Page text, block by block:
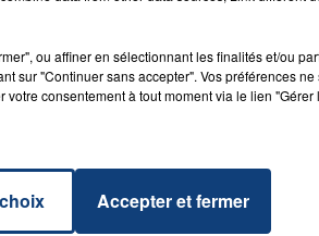
ou affiner en sélectionnant les finalités et/ou
sur "Continuer sans accepter". Vos préférences
consentement à tout moment via le lien
Accepter et fermer